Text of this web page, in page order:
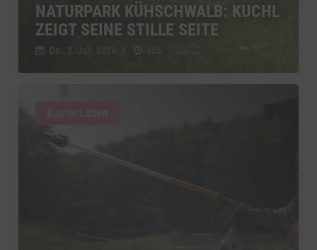
NATURPARK KÜHSCHWALB: KUCHL
ZEIGT SEINE STILLE SEITE
Do., 2. Juli. 2026 // 125